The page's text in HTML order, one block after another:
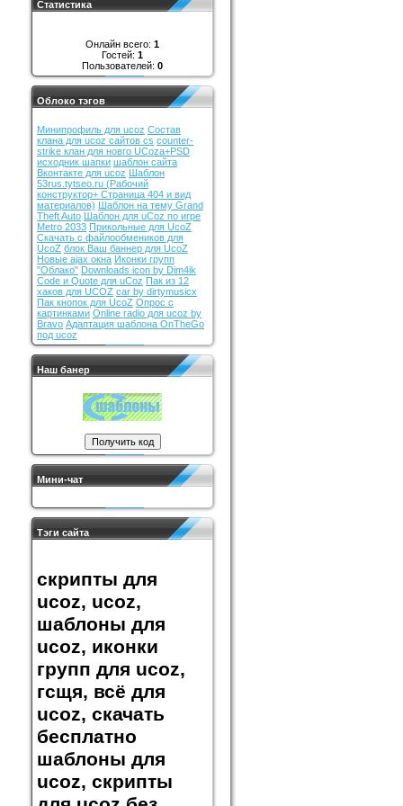
Статистика
Онлайн всего: 1
Гостей: 1
Пользователей: 0
Облоко тэгов
Минипрофиль для ucoz Состав
клана для ucoz сайтов cs counter-
strike клан для новго UCoza+PSD
исходник шапки шаблон сайта
Вконтакте для ucoz Шаблон
53rus.tytseo.ru (Рабочий
конструктор+ Страница 404 и вид
материалов) Шаблон на тему Grand
Theft Auto Шаблон для uCoz по игре
Metro 2033 Прикольные для UcoZ
Cкачать с файлообмеников для
UcoZ блок Ваш баннер для UcoZ
Новые ajax окна Иконки групп
"Облако" Downloads icon by Dim4ik
Code и Quote для uCoz Пак из 12
хаков для UCOZ car by dirtymusicx
Пак кнопок для UcoZ Опрос с
картинками Online radio для ucoz by
Bravo Адаптация шаблона OnTheGo
под ucoz
Наш банер
Мини-чат
Тэги сайта
скрипты для
ucoz, ucoz,
шаблоны для
ucoz, иконки
групп для ucoz,
гсщя, всё для
ucoz, скачать
бесплатно
шаблоны для
ucoz, скрипты